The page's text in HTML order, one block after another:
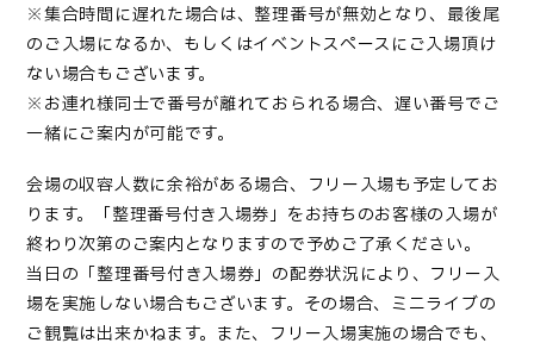
※集合時間に遅れた場合は、整理番号が無効となり、最後尾
のご入場になるか、もしくはイベントスペースにご入場頂け
ない場合もございます。
※お連れ様同士で番号が離れておられる場合、遅い番号でご
一緒にご案内が可能です。
会場の収容人数に余裕がある場合、フリー入場も予定してお
ります。「整理番号付き入場券」をお持ちのお客様の入場が
終わり次第のご案内となりますので予めご了承ください。
当日の「整理番号付き入場券」の配券状況により、フリー入
場を実施しない場合もございます。その場合、ミニライブの
ご観覧は出来かねます。また、フリー入場実施の場合でも、